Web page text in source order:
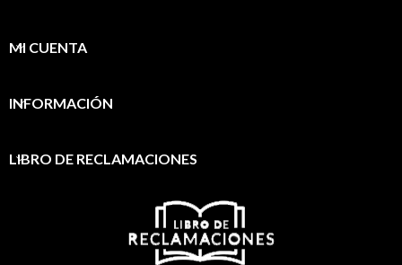
MI CUENTA
INFORMACIÓN
LIBRO DE RECLAMACIONES